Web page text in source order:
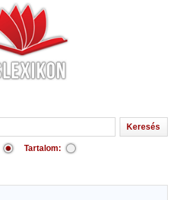
Tartalom: